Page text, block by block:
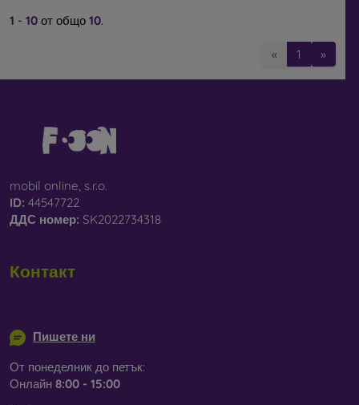
1 - 10 от общо 10.
« 1 »
mobil online, s.r.o.
ID: 44547722
ДДС ​​номер: SK2022734318
Контакт
Пишете ни
От понеделник до петък:
Онлайн 8:00 - 15:00